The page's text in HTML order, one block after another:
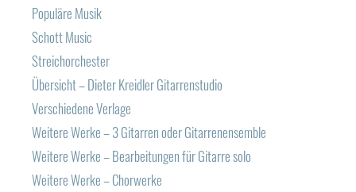
Populäre Musik
Schott Music
Streichorchester
Übersicht – Dieter Kreidler Gitarrenstudio
Verschiedene Verlage
Weitere Werke – 3 Gitarren oder Gitarrenensemble
Weitere Werke – Bearbeitungen für Gitarre solo
Weitere Werke – Chorwerke